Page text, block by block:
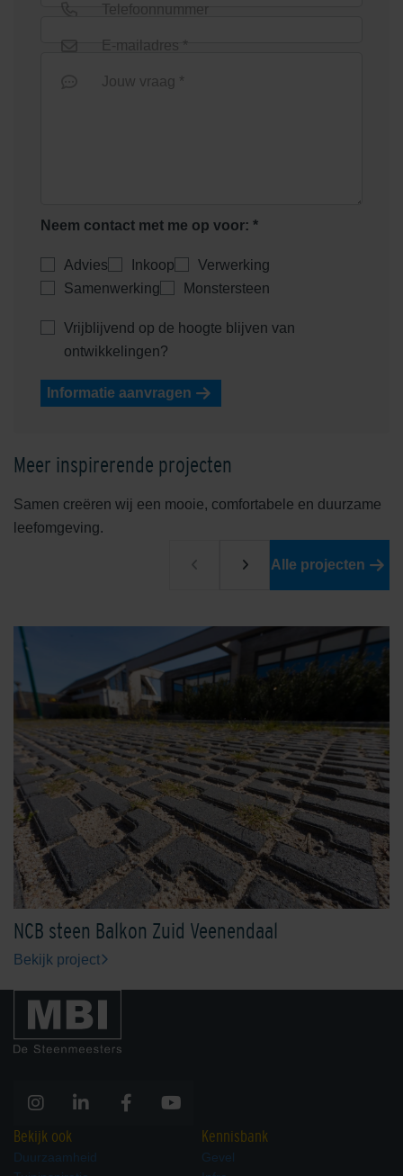
Telefoonnummer
E-mailadres *
Jouw vraag *
Neem contact met me op voor: *
Advies Inkoop
Verwerking
Samenwerking
Monstersteen
Vrijblijvend op de hoogte blijven van
ontwikkelingen?
Informatie aanvragen
Meer inspirerende projecten
Samen creëren wij een mooie, comfortabele en duurzame
leefomgeving.
Alle projecten
NCB steen Balkon Zuid Veenendaal
Bekijk project
Bekijk ook
Duurzaamheid
Kennisbank
Gevel